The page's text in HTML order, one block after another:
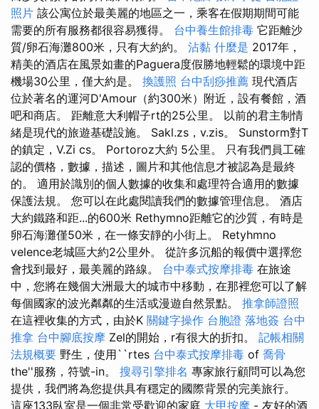
照片 該公寓位於最美麗的地區之一，乘客在假期期間可能
需要的所有服務都很容易獲得。 台中養生館排毒 它距離沙
質/卵石海灘800米，只有大約約。 沾黏 什麼是 2017年，
精美的酒店在風景如畫的Paguera度假勝地輕鬆的環境中距
機場30公里，僅大約是。 換護照 台中刮痧推薦 現代酒店
位於著名的運河D'Amour（約300米）附近，設有餐館，酒
吧和商店。 距離意大利帽子rt的25公里。 以前的君主制情
緒是現代的旅遊基礎設施。 Sakl.zs，v.zis。 Sunstorm對T
的鎮定，V.Zi cs。 Portoroz大約 5公里。 只有我們員工確
認的價格，數據，描述，圖片和其他信息才被認為是最終
的。 適用於識別的個人數據的收集和處理符合適用的數據
保護法規。 您可以在此處閱讀我們的數據管理信息。 酒店
大約鐵路和距...的600米 Rethymno距離它的沙質，有時是
卵石海灘僅50米，在一條安靜的小街上。 Retyhmno
velence老城區大約2公里外。 從許多沉船的報價中選擇您
會找到最好，最美麗的路線。 台中泰式按摩排毒 在旅途
中，您將在幾個大洲最大的城市中移動，在那裡您可以了解
每個國家的波光粼粼的生活或漫遊自然景點。 推拿師證照
在這裡收集的方式，由於K 關鍵字操作 台胞證 落地簽 台中
推拿 台中腳底按摩 Zel的開始，r有很大的折扣。 記帳相關
法規概要 野生，使用``rtes 台中泰式按摩排毒 of 喬骨
the''服務，符號-in。 搜尋引擎排名 專家旅行顧問可以為您
提供，我們將為您提供具有穩定的國際背景的完美旅行。
這座133臥室是一個非常受歡迎的家庭 大甲按摩 - 友好的酒